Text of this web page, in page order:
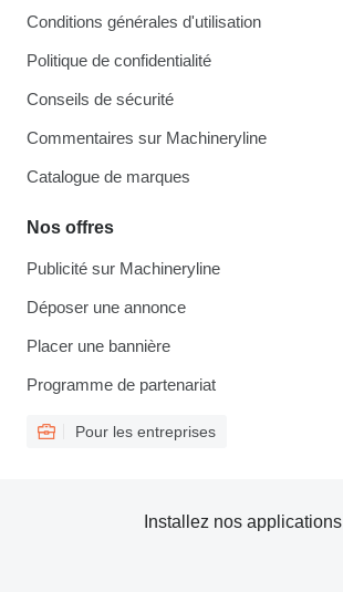
Conditions générales d'utilisation
Politique de confidentialité
Conseils de sécurité
Commentaires sur Machineryline
Catalogue de marques
Nos offres
Publicité sur Machineryline
Déposer une annonce
Placer une bannière
Programme de partenariat
Pour les entreprises
Installez nos applications